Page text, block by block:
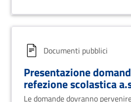
Documenti pubblici
Presentazione
refezione scolastica
avvio iscrizione
Le domande dovranno